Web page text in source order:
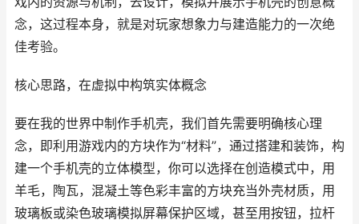
念，这过程本身，就是对玩家想象力与建造能力的一次绝
佳考验。
核心思路，在虚拟中构筑实体概念
要在我的世界中制作手机壳，我们首先需要明确核心理
念，即利用游戏内的方块作为“材料”，通过搭建和装饰，构
建一个手机壳的立体模型，你可以选择在创造模式中，用
羊毛，陶瓦，混凝土等色彩丰富的方块充当外壳材质，用
玻璃板或染色玻璃模拟屏幕保护区域，甚至用按钮，拉杆